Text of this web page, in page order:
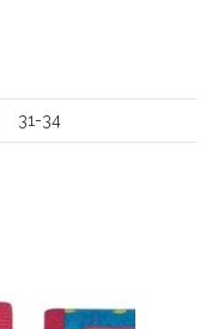
31-34